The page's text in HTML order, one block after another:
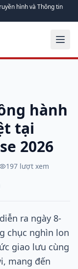
hình và Thông tin
hành
tại
2026
197 lượt xem
ra ngày 8-
chục nghìn lon
giao lưu cùng
mang đến